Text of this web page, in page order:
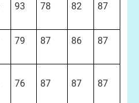
93 78 82 87
79 87 86 87
76 87 87 87